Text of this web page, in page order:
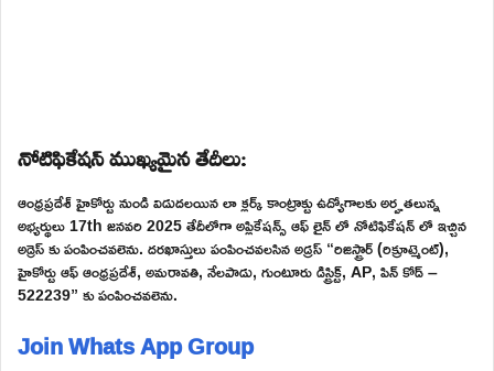
నోటిఫికేషన్ ముఖ్యమైన తేదీలు:
ఆంధ్రప్రదేశ్ హైకోర్టు నుండి విడుదలయిన లా క్లర్క్ కాంట్రాక్టు ఉద్యోగాలకు అర్హతలున్న
అభ్యర్థులు 17th జనవరి 2025 తేదీలోగా అప్లికేషన్స్ ఆఫ్ లైన్ లో నోటిఫికేషన్ లో ఇచ్చిన
అడ్రెస్ కు పంపించవలెను. దరఖాస్తులు పంపించవలసిన అడ్రస్ “రిజిస్ట్రార్ (రిక్రూట్మెంట్),
హైకోర్టు ఆఫ్ ఆంధ్రప్రదేశ్, అమరావతి, నేలపాడు, గుంటూరు డిస్ట్రిక్ట్, AP, పిన్ కోడ్ –
522239” కు పంపించవలెను.
Join Whats App Group